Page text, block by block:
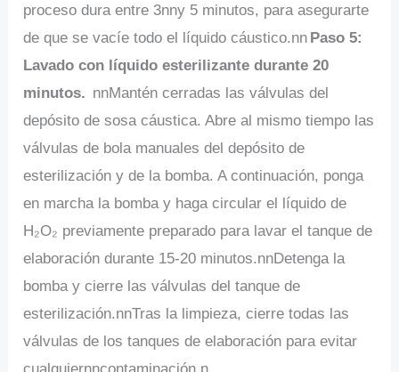
proceso dura entre 3nny 5 minutos, para asegurarte
de que se vacíe todo el líquido cáustico.nn Paso 5:
Lavado con líquido esterilizante durante 20
minutos. nnMantén cerradas las válvulas del
depósito de sosa cáustica. Abre al mismo tiempo las
válvulas de bola manuales del depósito de
esterilización y de la bomba. A continuación, ponga
en marcha la bomba y haga circular el líquido de
H₂O₂ previamente preparado para lavar el tanque de
elaboración durante 15-20 minutos.nnDetenga la
bomba y cierre las válvulas del tanque de
esterilización.nnTras la limpieza, cierre todas las
válvulas de los tanques de elaboración para evitar
cualquiernncontaminación.n